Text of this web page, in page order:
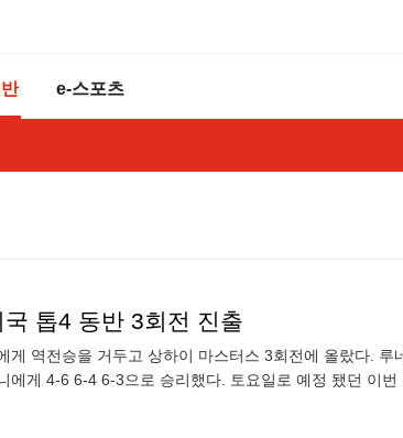
e-스포츠
톱4 동반 3회전 진출
역전승을 거두고 상하이 마스터스 3회전에 올랐다. 루
게 4-6 6-4 6-3으로 승리했다. 토요일로 예정 됐던 이번